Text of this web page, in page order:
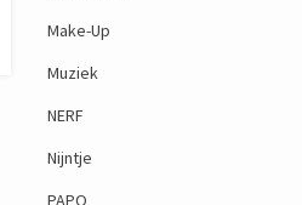
Make-Up
Muziek
NERF
Nijntje
PAPO